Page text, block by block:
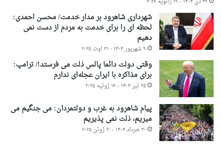
شهرداری شاهرود بر مدار خدمت/ محسن احمدی:
لحظه ای را برای خدمت به مردم از دست نمی
دهیم
۹ شهریور ۱۴۰۴ - ۳۱ اوت ۲۰۲۵
وقتی دولت دائما پالس ذلت می فرستد!/ ترامپ:
برای مذاکره با ایران عجله‌ای ندارم
۲۵ تیر ۱۴۰۴ - ۱۶ ژوئیه ۲۰۲۵
پیام شاهرود به غرب و دولتمردان: می جنگیم می
میریم، ذلت نمی پذیریم
۳۰ خرداد ۱۴۰۴ - ۲۰ ژوئن ۲۰۲۵